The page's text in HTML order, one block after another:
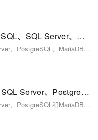
阿里云数据库RDS费用价格：MySQL、SQL Server、PostgreSQL和MariaDB引擎收费标准
阿里云RDS数据库支持MySQL、SQL Server、PostgreSQL、MariaDB，多种引擎优惠上线！MySQL倚天版88元/年，SQL Server 2核4G仅299元/年，PostgreSQL 227元/年起。高可用、可弹性伸缩，安全稳定。详情见官网活动页。
阿里云数据库RDS支持MySQL、SQL Server、PostgreSQL和MariaDB引擎
阿里云数据库RDS支持MySQL、SQL Server、PostgreSQL和MariaDB引擎，提供高性价比、稳定安全的云数据库服务，适用于多种行业与业务场景。